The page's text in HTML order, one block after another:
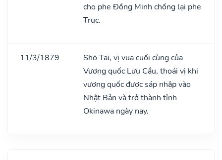
cho phe Đồng Minh chống lại phe
Trục.
11/3/1879
Shō Tai, vị vua cuối cùng của
Vương quốc Lưu Cầu, thoái vị khi
vương quốc được sáp nhập vào
Nhật Bản và trở thành tỉnh
Okinawa ngày nay.